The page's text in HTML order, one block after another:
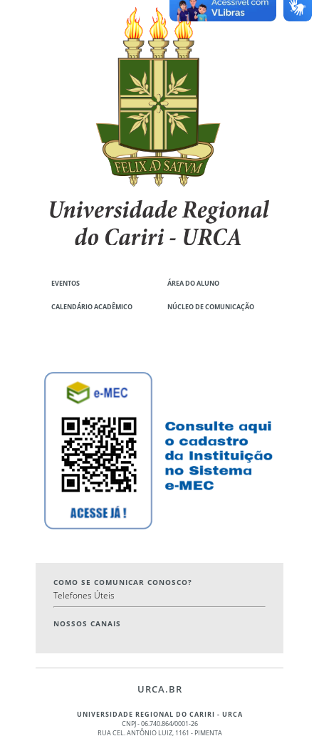
EVENTOS ÁREA DO ALUNO
CALENDÁRIO ACADÊMICO NÚCLEO DE COMUNICAÇÃO
COMO SE COMUNICAR CONOSCO?
Telefones Úteis
NOSSOS CANAIS
URCA.BR
UNIVERSIDADE REGIONAL DO CARIRI - URCA
CNPJ - 06.740.864/0001-26
RUA CEL. ANTÔNIO LUIZ, 1161 - PIMENTA